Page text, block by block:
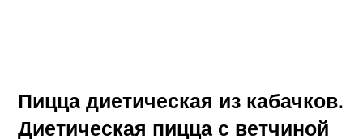
Пицца диетическая из кабачков.
Диетическая пицца с ветчиной